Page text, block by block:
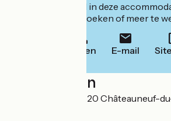
Geïnteresseerd in deze
website om te boeken of meer te
Bellen E-mail
Localisation
Penn Ar Pont 29520 Châteauneuf-